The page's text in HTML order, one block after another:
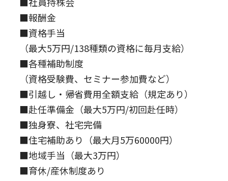
■報酬金
■資格手当
（最大5万円/138種類の資格に毎月支給）
■各種補助制度
（資格受験費、セミナー参加費など）
■引越し・帰省費用全額支給（規定あり）
■赴任準備金（最大5万円/初回赴任時）
■独身寮、社宅完備
■住宅補助あり（最大月5万60000円）
■地域手当（最大3万円）
■育休/産休制度あり